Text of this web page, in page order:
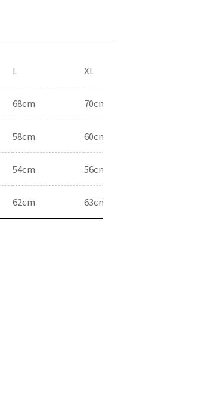
L XL
68cm 70cm
58cm 60cm
54cm 56cm
62cm 63cm